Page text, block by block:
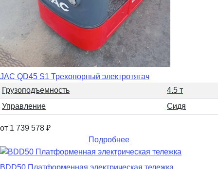
JAC QD45 S1 Трехопорный электротягач
Грузоподъемность
4.5 т
Управление
Сидя
от 1 739 578 ₽
Подробнее
BDD50 Платформенная электрическая тележка